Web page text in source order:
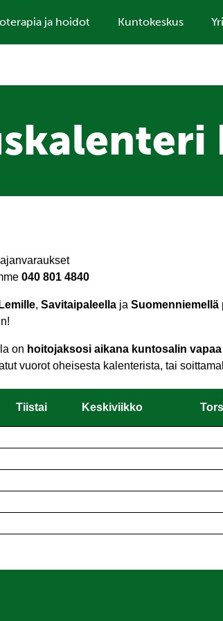
ja hoidot Kuntokeskus
040 801 4840
Lemille, Savitaipaleella ja Suomenniemellä
on hoitojaksosi aikana kuntosalin
vuorot oheisesta kalenterista, tai
Tiistai Keskiviikko